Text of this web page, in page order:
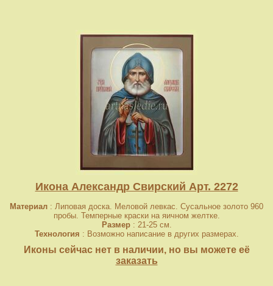
Икона Александр Свирский Арт. 2272
Материал : Липовая доска. Меловой левкас. Сусальное золото 960
пробы. Темперные краски на яичном желтке.
Размер: 21-25 см.
Технология : Возможно написание в других размерах.
Иконы сейчас нет в наличии, но вы можете её
заказать